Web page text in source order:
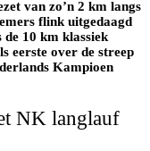
van zo’n 2 km langs
flink uitgedaagd
10 km klassiek
eerste over de streep
Kampioen
NK langlauf